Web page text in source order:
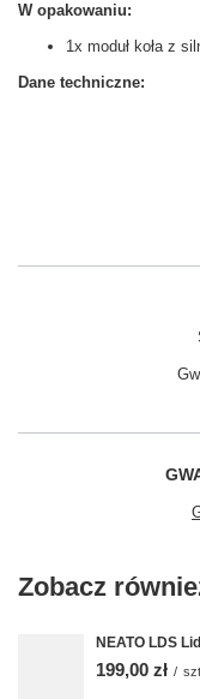
W opakowaniu:
1x moduł koła z
Dane techniczne:
Zobacz
NEATO LDS
199,00 zł / szt.